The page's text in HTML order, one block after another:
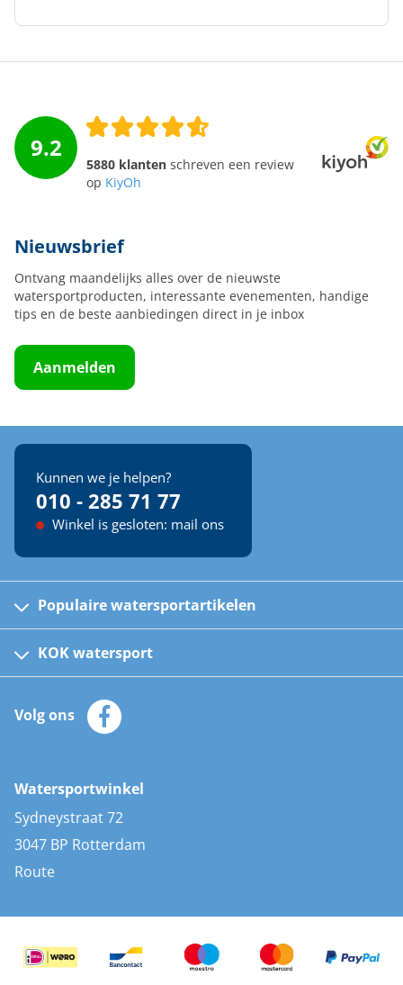
9.2
5880 klanten schreven een review
op KiyOh
Nieuwsbrief
Ontvang maandelijks alles over de nieuwste
watersportproducten, interessante evenementen, handige
tips en de beste aanbiedingen direct in je inbox
Aanmelden
Kunnen we je helpen?
010 - 285 71 77
Winkel is gesloten: mail ons
Populaire watersportartikelen
Kinder reddingsvesten
Automatische reddingsvesten
Zeilkleding
Zonnepanelen
AIS transponders
Stootwillen en fenders
Bootkussens
Zwemtrappen
KOK watersport
Klantenservice
Merken
Volg ons
Watersportwinkel
Sydneystraat 72
3047 BP Rotterdam
Route